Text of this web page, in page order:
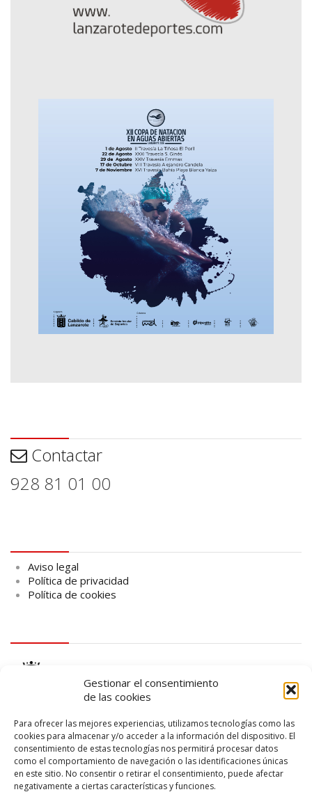
Gestionar el consentimiento
de las cookies
Para ofrecer las mejores experiencias, utilizamos tecnologías como las
cookies para almacenar y/o acceder a la información del dispositivo. El
consentimiento de estas tecnologías nos permitirá procesar datos
como el comportamiento de navegación o las identificaciones únicas
en este sitio. No consentir o retirar el consentimiento, puede afectar
negativamente a ciertas características y funciones.
Contactar
928 81 01 00
Aviso legal
Política de privacidad
Política de cookies
logo SID